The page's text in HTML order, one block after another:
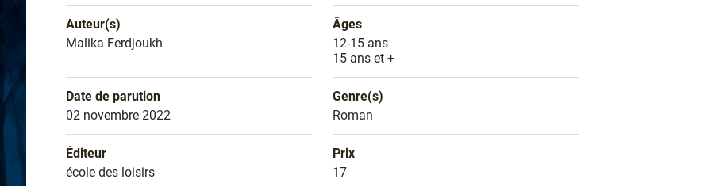
Auteur(s)
Nom de l'auteur
Malika Ferdjoukh
Âges
Âges
12-15 ans
15 ans et +
Date de parution
Date de parution
02 novembre 2022
Genre(s)
Genre littéraire
Roman
Éditeur
Éditeur
école des loisirs
Prix
Prix
17